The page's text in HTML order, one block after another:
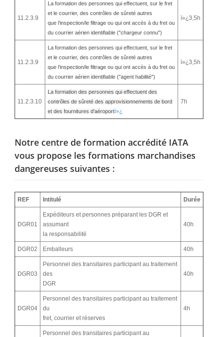
11.2.3.9
La formation des personnes qui effectuent, sur le fret
et le courrier, des contrôles de sûreté autres
que l’inspection/le filtrage ou qui ont accès à du fret ou
du courrier aérien identifiable ("chargeur connu")
ï»¿3,5h
11.2.3.9
La formation des personnes qui effectuent, sur le fret
et le courrier, des contrôles de sûreté autres
que l’inspection/le filtrage ou qui ont accès à du fret ou
du courrier aérien identifiable ("agent habilité")
ï»¿3,5h
11.2.3.10
La formation des personnes qui effectuent des
contrôles de sûreté des approvisionnements de bord
et des fournitures d'aéroportï»¿
7h
Notre centre de formation accrédité IATA
vous propose les formations marchandises
dangereuses suivantes :
REF Intitulé Durée
DGR01
Expéditeurs et personnes préparant les DGR et
assumant
la responsabilité
40h
DGR02 Emballeurs 40h
DGR03
Personnel des transitaires participant au traitement
des
DGR
40h
DGR04
Personnel des transitaires participant au traitement
du
fret, courrier et réserves
4h
Personnel des transitaires participant au